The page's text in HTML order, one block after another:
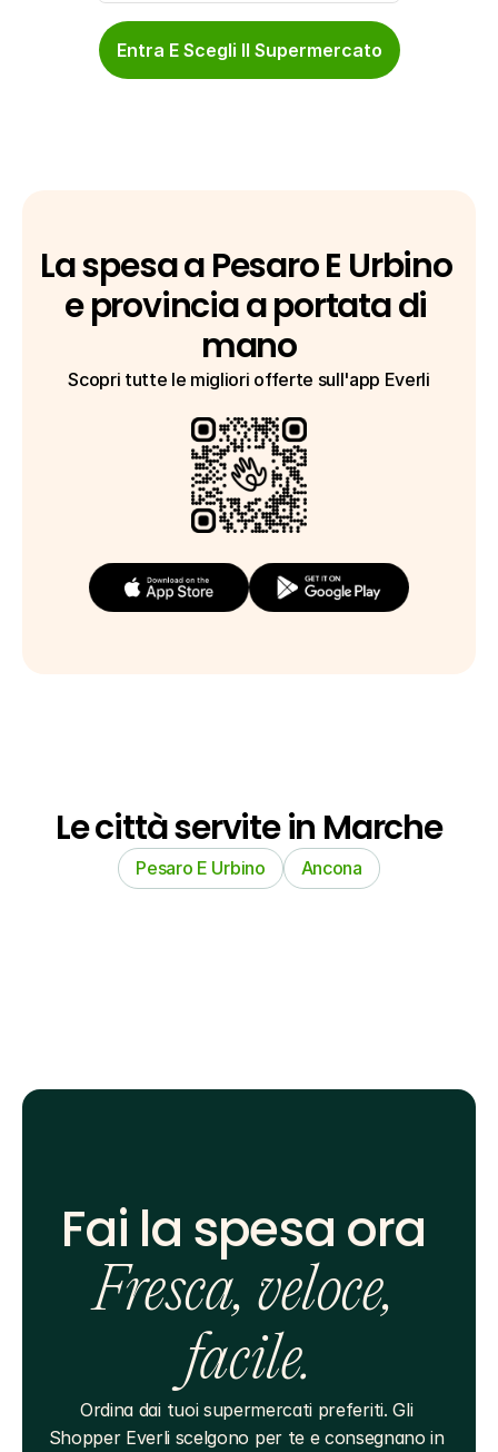
Entra E Scegli Il Supermercato
La spesa a Pesaro E Urbino
e provincia a portata di
mano
Scopri tutte le migliori offerte sull'app Everli
Le città servite in Marche
Pesaro E Urbino Ancona
Fai la spesa ora
Fresca, veloce,
facile.
Ordina dai tuoi supermercati preferiti. Gli
Shopper Everli scelgono per te e consegnano in